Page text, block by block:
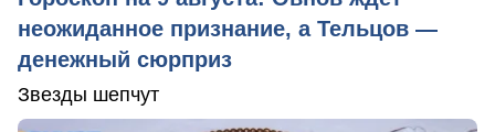
неожиданное признание, а Тельцов —
денежный сюрприз
Звезды шепчут